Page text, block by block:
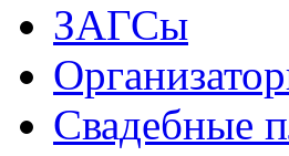
ЗАГСы
Свадебные